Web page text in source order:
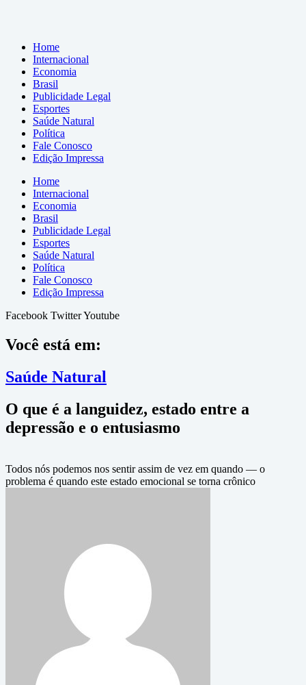
Home
Internacional
Economia
Brasil
Publicidade Legal
Esportes
Saúde Natural
Política
Fale Conosco
Edição Impressa
Home
Internacional
Economia
Brasil
Publicidade Legal
Esportes
Saúde Natural
Política
Fale Conosco
Edição Impressa
Facebook TwitterYoutube
Você está em:
Saúde Natural
O que é a languidez, estado entre a
depressão e o entusiasmo
Todos nós podemos nos sentir assim de vez em quando — o
problema é quando este estado emocional se torna crônico